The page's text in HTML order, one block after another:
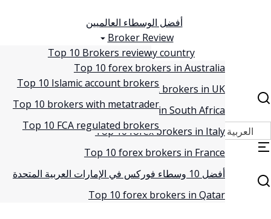
أفضل الوسطاء العالميين
Broker Review
Top 10 Brokers review
Avatrade review
Top Brokers by country
Top 10 forex brokers in Australia
Top 10 forex brokers in UK
Top 10 forex brokers in South Africa
Top 10 forex brokers in Italy
Top 10 forex brokers in France
أفضل 10 وسطاء فوركس في الإمارات العربية المتحدة
Top 10 forex brokers in Qatar
Top brokers by Account type
Top 10 Islamic account brokers
Top 10 brokers with metatrader
Top 10 FCA regulated brokers
Blog
العربية